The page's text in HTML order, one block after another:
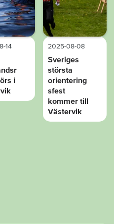
14
i
2025-08-08
Sveriges
största
orientering
sfest
kommer till
Västervik